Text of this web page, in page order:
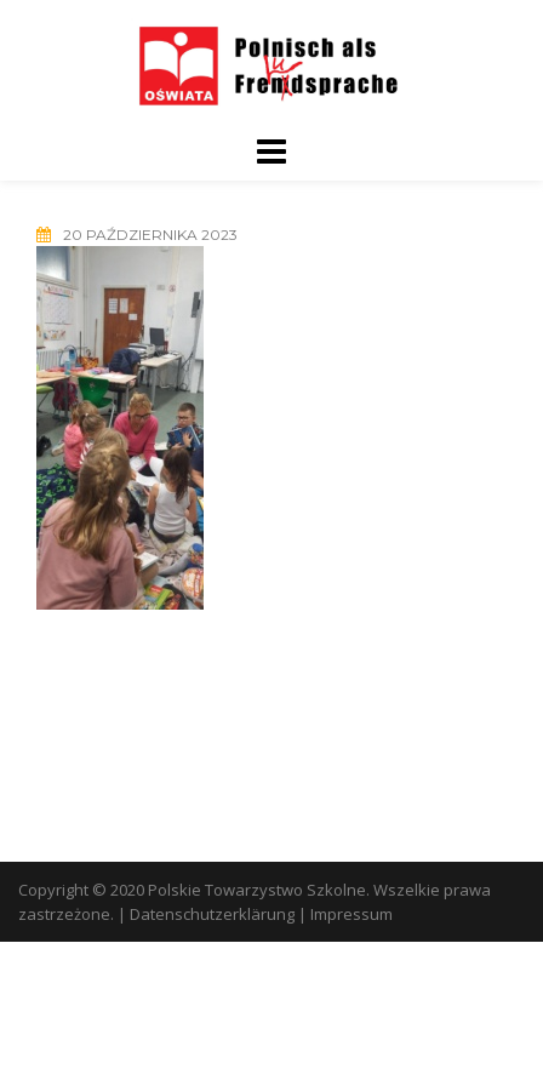
20 PAŹDZIERNIKA 2023
Copyright © 2020 Polskie Towarzystwo Szkolne. Wszelkie prawa
zastrzeżone. | Datenschutzerklärung | Impressum